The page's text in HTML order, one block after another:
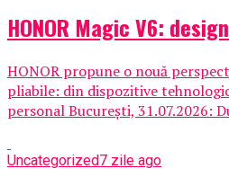
HONOR Magic V6:
HONOR propune o nouă
pliabile: din dispozitive
personal București, 31.07.2026:
Uncategorized7 zile ago